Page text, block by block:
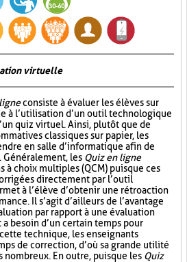
virtuelle
consiste à évaluer les élèves sur
à l’utilisation d’un outil technologique
quiz virtuel. Ainsi, plutôt que de
classiques sur papier, les
en salle d’informatique afin de
Généralement, les Quiz en ligne
à choix multiples (QCM) puisque ces
directement par l’outil
à l’élève d’obtenir une rétroaction
Il s’agit d’ailleurs de l’avantage
par rapport à une évaluation
besoin d’un certain temps pour
technique, les enseignants
de correction, d’où sa grande utilité
nombreux. En outre, puisque les Quiz